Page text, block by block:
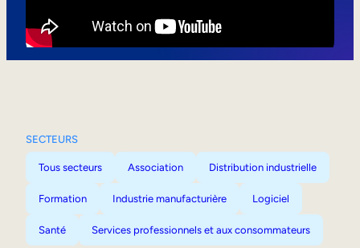
SECTEURS
Tous secteurs Association Distribution industrielle
Formation Industrie manufacturière Logiciel
Santé Services professionnels et aux consommateurs